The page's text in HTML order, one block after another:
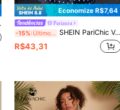
Economize R$7,64
Pariaura
-15% Últimos 3 dias SHEIN PariChic Vestido Curto Feminino de Verão com Gola Halter, Amarração Frontal, Gola Alta, Cintura Marcada e Sem Mangas, Look Elegante e Emagrecedor para Encontros, Festas e Passeios Casuais
R$43,31